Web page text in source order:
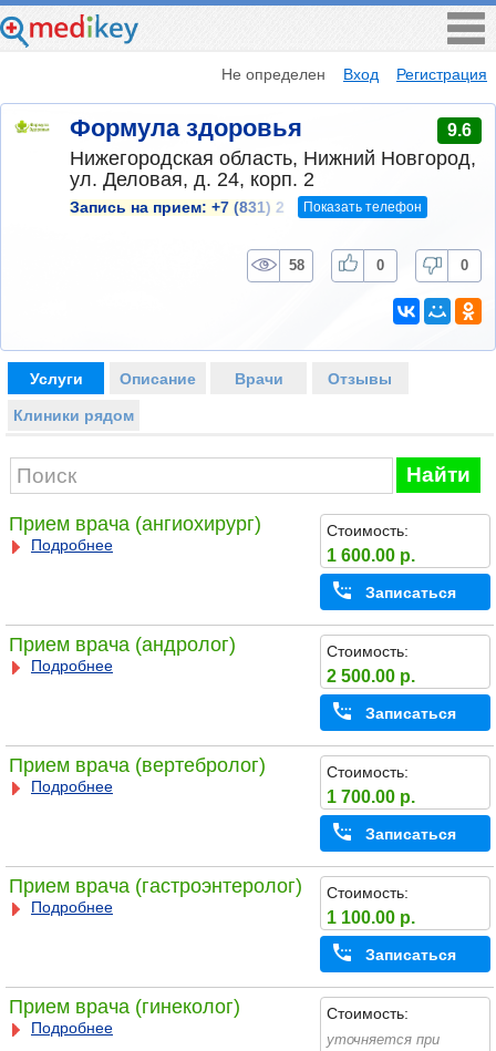
Не определен Вход Регистрация
Формула здоровья 9.6
Нижегородская область, Нижний Новгород,
ул. Деловая, д. 24, корп. 2
Запись на прием: +7 (831) 2 Показать телефон
58 0 0
Услуги Описание Врачи Отзывы
Клиники рядом
Найти
Прием врача (ангиохирург)
Подробнее
Стоимость:
1 600.00 р.
Записаться
Прием врача (андролог)
Подробнее
Стоимость:
2 500.00 р.
Записаться
Прием врача (вертебролог)
Подробнее
Стоимость:
1 700.00 р.
Записаться
Прием врача (гастроэнтеролог)
Подробнее
Стоимость:
1 100.00 р.
Записаться
Прием врача (гинеколог)
Подробнее
Стоимость:
уточняется при